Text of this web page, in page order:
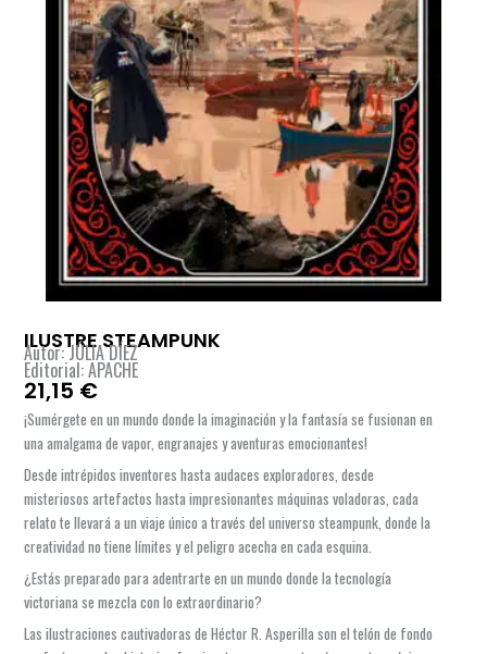
ILUSTRE STEAMPUNK
Autor: JÚLIA DÍEZ
Editorial: APACHE
21,15 €
¡Sumérgete en un mundo donde la imaginación y la fantasía se fusionan en
una amalgama de vapor, engranajes y aventuras emocionantes!
Desde intrépidos inventores hasta audaces exploradores, desde
misteriosos artefactos hasta impresionantes máquinas voladoras, cada
relato te llevará a un viaje único a través del universo steampunk, donde la
creatividad no tiene límites y el peligro acecha en cada esquina.
¿Estás preparado para adentrarte en un mundo donde la tecnología
victoriana se mezcla con lo extraordinario?
Las ilustraciones cautivadoras de Héctor R. Asperilla son el telón de fondo